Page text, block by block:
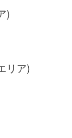
)
リア)